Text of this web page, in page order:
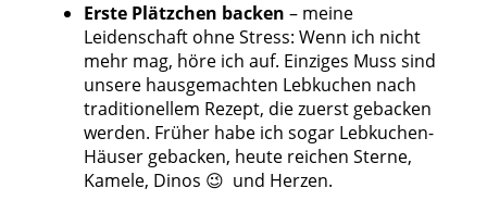
Erste Plätzchen backen – meine
Leidenschaft ohne Stress: Wenn ich nicht
mehr mag, höre ich auf. Einziges Muss sind
unsere hausgemachten Lebkuchen nach
traditionellem Rezept, die zuerst gebacken
werden. Früher habe ich sogar Lebkuchen-
Häuser gebacken, heute reichen Sterne,
Kamele, Dinos 😉 und Herzen.